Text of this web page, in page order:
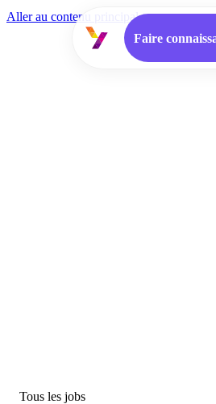
Aller au contenu principal
Faire
Tous les jobs